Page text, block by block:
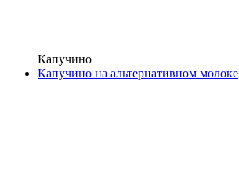
Капучино
Капучино на альтернативном молоке